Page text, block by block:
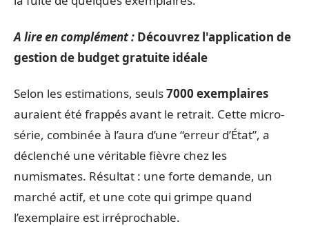
A lire en complément : Découvrez l'application de
gestion de budget gratuite idéale
Selon les estimations, seuls7000 exemplaires
auraient été frappés avant le retrait. Cette micro-
série, combinée à l’aura d’une “erreur d’État”, a
déclenché une véritable fièvre chez les
numismates. Résultat : une forte demande, un
marché actif, et une cote qui grimpe quand
l’exemplaire est irréprochable.